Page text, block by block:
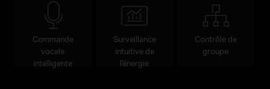
Commande
vocale
intelligente
Surveillance
intuitive de
l'énergie
Contrôle de
groupe